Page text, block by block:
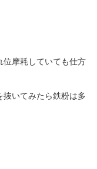
位摩耗していても仕方
いてみたら鉄粉は多